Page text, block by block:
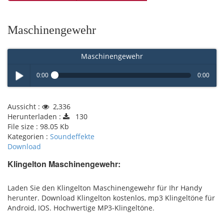
Maschinengewehr
Maschinengewehr
Play /
pause
0:00 0:00
Aussicht :
2,336
Herunterladen :
130
File size : 98.05 Kb
Kategorien : Soundeffekte
Download
Klingelton Maschinengewehr:
Laden Sie den Klingelton Maschinengewehr für Ihr Handy
herunter. Download Klingelton kostenlos, mp3 Klingeltöne für
Android, IOS. Hochwertige MP3-Klingeltöne.